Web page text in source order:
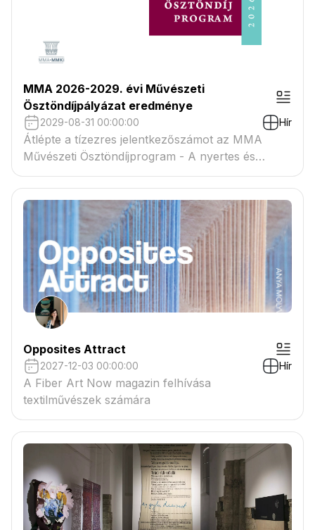
MMA 2026-2029. évi Művészeti
Ösztöndíjpályázat eredménye
2029-08-31 00:00:00 Hír
Átlépte a tízezres jelentkezőszámot az MMA
Művészeti Ösztöndíjprogram - A nyertes és
tartaléklistás pályázók névsora megtekinthető a
csatolmányban
Opposites Attract
2027-12-03 00:00:00 Hír
A Fiber Art Now magazin felhívása
textilművészek számára